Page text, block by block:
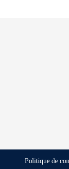
Politique de